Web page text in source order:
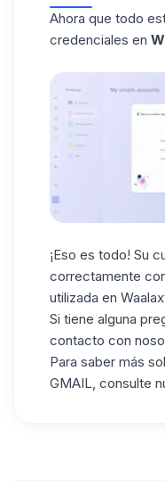
Ahora que todo
credenciales en
¡Eso es todo! Su
correctamente
utilizada en
Si tiene alguna
contacto con
Para saber más
GMAIL , consulte